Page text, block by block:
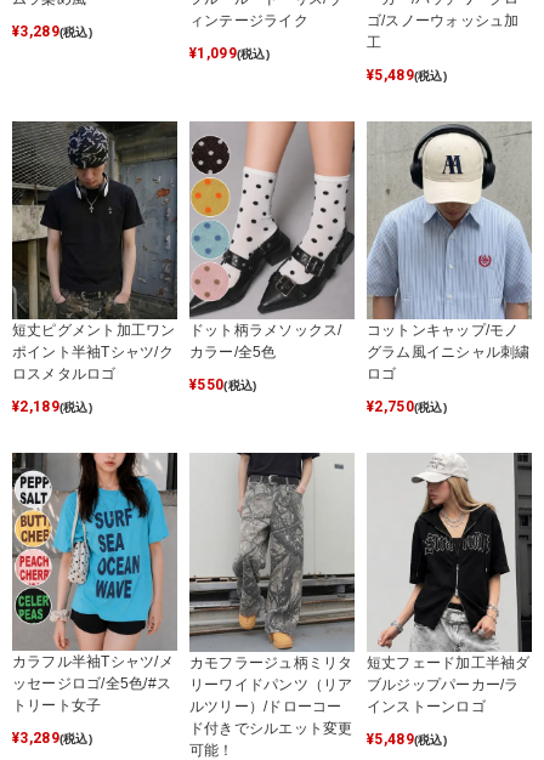
¥3,289(税込)
ィンテージライク
¥1,099(税込)
ゴ/スノーウォッシュ加
工
¥5,489(税込)
短丈ピグメント加工ワン
ポイント半袖Tシャツ/ク
ロスメタルロゴ
¥2,189(税込)
ドット柄ラメソックス/
カラー/全5色
¥550(税込)
コットンキャップ/モノ
グラム風イニシャル刺繍
ロゴ
¥2,750(税込)
カラフル半袖Tシャツ/メ
ッセージロゴ/全5色/#ス
トリート女子
¥3,289(税込)
カモフラージュ柄ミリタ
リーワイドパンツ（リア
ルツリー）/ドローコー
ド付きでシルエット変更
可能！
短丈フェード加工半袖ダ
ブルジップパーカー/ラ
インストーンロゴ
¥5,489(税込)